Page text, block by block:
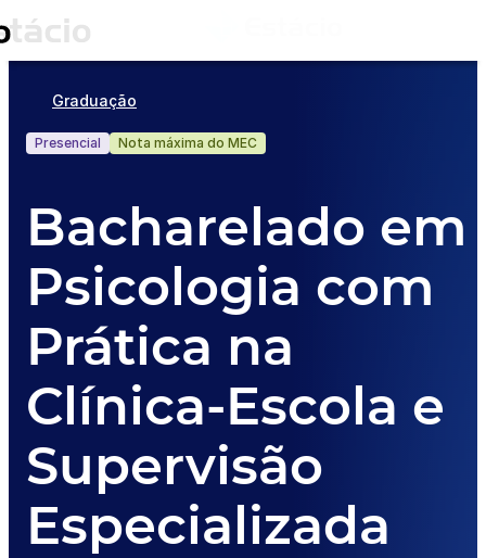
Graduação
Presencial Nota máxima do MEC
Bacharelado em
Psicologia com
Prática na
Clínica-Escola e
Supervisão
Especializada